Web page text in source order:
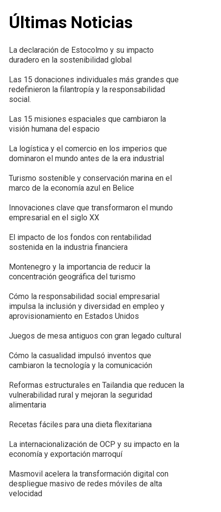
Últimas Noticias
La declaración de Estocolmo y su impacto
duradero en la sostenibilidad global
Las 15 donaciones individuales más grandes que
redefinieron la filantropía y la responsabilidad
social.
Las 15 misiones espaciales que cambiaron la
visión humana del espacio
La logística y el comercio en los imperios que
dominaron el mundo antes de la era industrial
Turismo sostenible y conservación marina en el
marco de la economía azul en Belice
Innovaciones clave que transformaron el mundo
empresarial en el siglo XX
El impacto de los fondos con rentabilidad
sostenida en la industria financiera
Montenegro y la importancia de reducir la
concentración geográfica del turismo
Cómo la responsabilidad social empresarial
impulsa la inclusión y diversidad en empleo y
aprovisionamiento en Estados Unidos
Juegos de mesa antiguos con gran legado cultural
Cómo la casualidad impulsó inventos que
cambiaron la tecnología y la comunicación
Reformas estructurales en Tailandia que reducen la
vulnerabilidad rural y mejoran la seguridad
alimentaria
Recetas fáciles para una dieta flexitariana
La internacionalización de OCP y su impacto en la
economía y exportación marroquí
Masmovil acelera la transformación digital con
despliegue masivo de redes móviles de alta
velocidad